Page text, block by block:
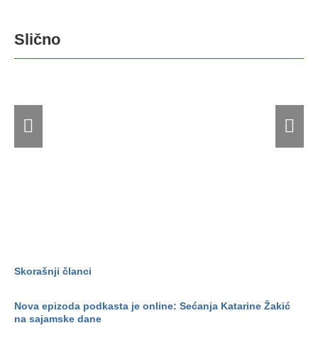
Slično
Skorašnji članci
Nova epizoda podkasta je online: Sećanja Katarine Žakić
na sajamske dane